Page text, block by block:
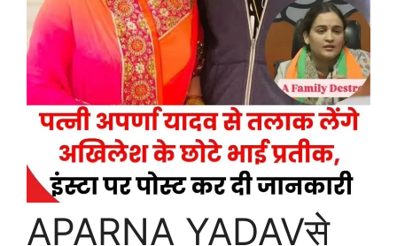
APARNA YADAVसे